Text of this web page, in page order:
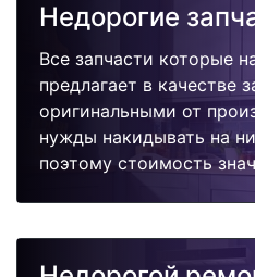
Недорогие
Все запчасти которые
предлагает в качестве
оригинальными от
нужды накидывать на
поэтому стоимость